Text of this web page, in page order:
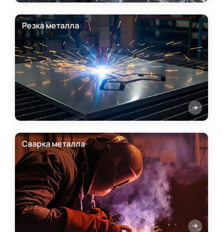
Резка металла
Сварка металла